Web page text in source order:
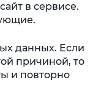
в сервисе.
данных. Если
причиной, то
и повторно